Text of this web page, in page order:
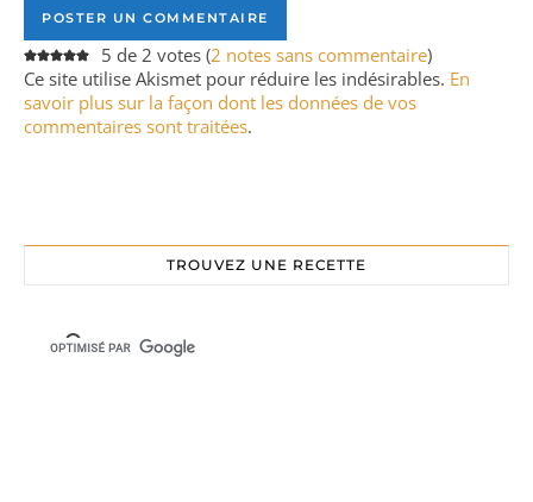
5 de 2 votes (2 notes sans commentaire)
Ce site utilise Akismet pour réduire les indésirables. En
savoir plus sur la façon dont les données de vos
commentaires sont traitées.
TROUVEZ UNE RECETTE